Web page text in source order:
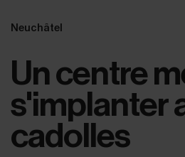
Neuchâtel
Un centre
s'implanter
cadolles